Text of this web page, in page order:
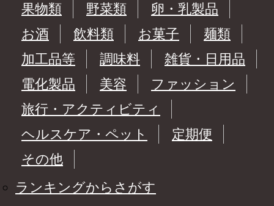
果物類
野菜類
卵・乳製品
お酒
飲料類 お菓子
麺類
加工品等
調味料
雑貨・日用品
電化製品
美容
ファッション
旅行・アクティビティ
ヘルスケア・ペット
定期便
その他
ランキングからさがす